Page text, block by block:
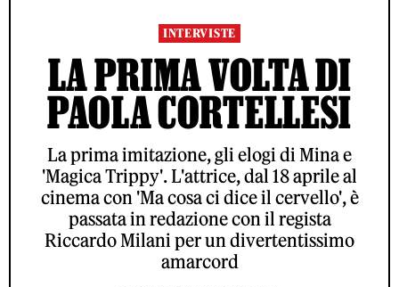
INTERVISTE
LA PRIMA VOLTA DI
PAOLA CORTELLESI
La prima imitazione, gli elogi di Mina e
'Magica Trippy'. L'attrice, dal 18 aprile al
cinema con 'Ma cosa ci dice il cervello', è
passata in redazione con il regista
Riccardo Milani per un divertentissimo
amarcord